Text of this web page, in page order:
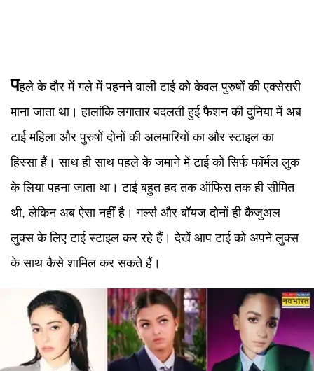
पहले के दौर में गले में पहनने वाली टाई को केवल पुरुषों की एक्सेसरी
माना जाता था। हालांकि लगातार बदलती हुई फैशन की दुनिया में अब
टाई महिला और पुरुषों दोनों की अलमारियों का और स्टाइल का
हिस्सा हैं। साथ ही साथ पहले के जमाने में टाई को सिर्फ फॉर्मल लुक
के लिया पहना जाता था। टाई बहुत हद तक ऑफिस तक ही सीमित
थी, लेकिन अब ऐसा नहीं है। गर्ल्स और बॉयज दोनों ही कैजुअल
लुक्स के लिए टाई स्टाइल कर रहे हैं। देखें आप टाई को अपने लुक्स
के साथ कैसे शामिल कर सकते हैं।